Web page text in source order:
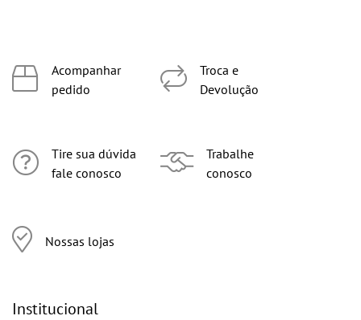
Acompanhar
pedido
Tire sua dúvida
fale conosco
Nossas lojas
Troca e
Devolução
Trabalhe
conosco
Institucional